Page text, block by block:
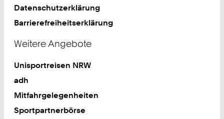
Datenschutzerklärung
Barrierefreiheitserklärung
Weitere Angebote
Unisportreisen NRW
adh
Mitfahrgelegenheiten
Sportpartnerbörse